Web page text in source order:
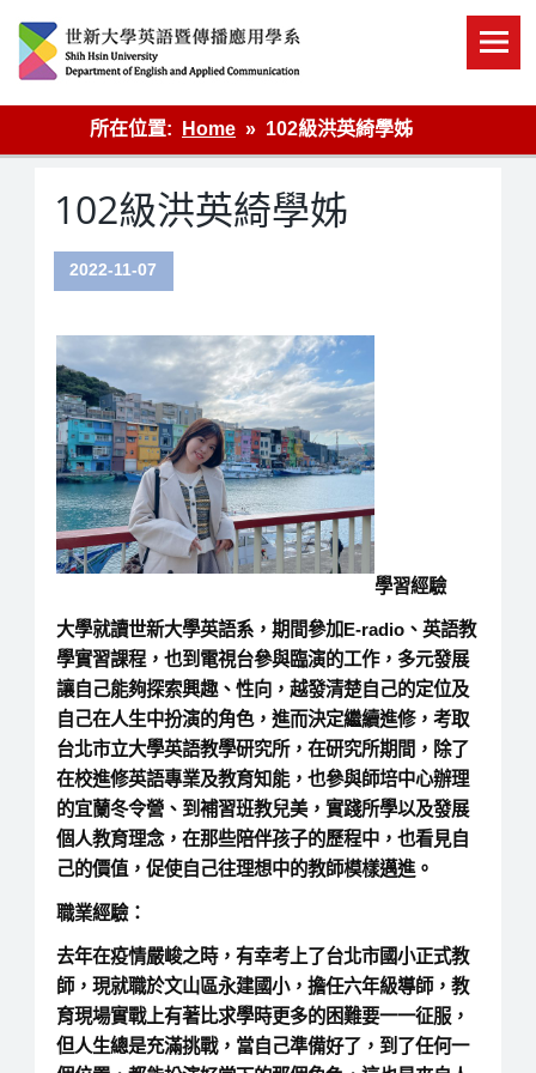
content
英語傳播
所在位置:
Home 102級洪英綺學姊
102級洪英綺學姊
2022-11-07
學習經驗
大學就讀世新大學英語系，期間參加E-radio、英語教
學實習課程，也到電視台參與臨演的工作，多元發展
讓自己能夠探索興趣、性向，越發清楚自己的定位及
自己在人生中扮演的角色，進而決定繼續進修，考取
台北市立大學英語教學研究所，在研究所期間，除了
在校進修英語專業及教育知能，也參與師培中心辦理
的宜蘭冬令營、到補習班教兒美，實踐所學以及發展
個人教育理念，在那些陪伴孩子的歷程中，也看見自
己的價值，促使自己往理想中的教師模樣邁進。
職業經驗：
去年在疫情嚴峻之時，有幸考上了台北市國小正式教
師，現就職於文山區永建國小，擔任六年級導師，教
育現場實戰上有著比求學時更多的困難要一一征服，
但人生總是充滿挑戰，當自己準備好了，到了任何一